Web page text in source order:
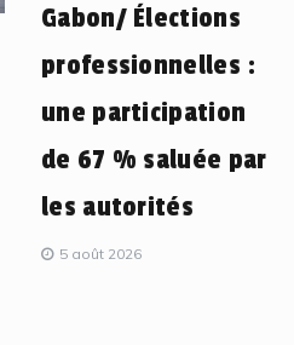
Gabon/ Élections
professionnelles :
une participation
de 67 % saluée par
les autorités
5 août 2026